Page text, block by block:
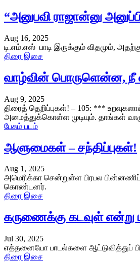
“அனுபவி ராஜான்னு
Aug 16, 2025
டி.எம்.எஸ் பாடி இருக்கும் விதமும்,
திரை இசை
வாழ்வின் பொருளென்ன,
Aug 9, 2025
திரைத் தெறிப்புகள்! – 105: ***
அமைத்துக்கொள்ள முடியும். தாங்கள்
பேசும் படம்
ஆளுமைகள் – சந்திப்புகள்!
Aug 1, 2025
அமெரிக்கா சென்றுள்ள பிரபல
கொண்டனர்.
திரை இசை
கருணைக்கு கடவுள் என்று
Jul 30, 2025
எத்தனையோ பாடல்களை ஆட்டுவித்துப்
திரை இசை